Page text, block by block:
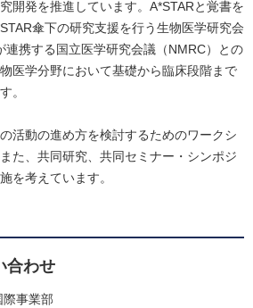
開発を推進しています。A*STARと覚書を
傘下の研究支援を行う生物医学研究会
連携する国立医学研究会議（NMRC）との
医学分野において基礎から臨床段階まで
。
活動の進め方を検討するためのワークシ
た、共同研究、共同セミナー・シンポジ
を考えています。
合わせ
際事業部